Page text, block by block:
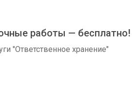
работы — бесплатно!
"Ответственное хранение"